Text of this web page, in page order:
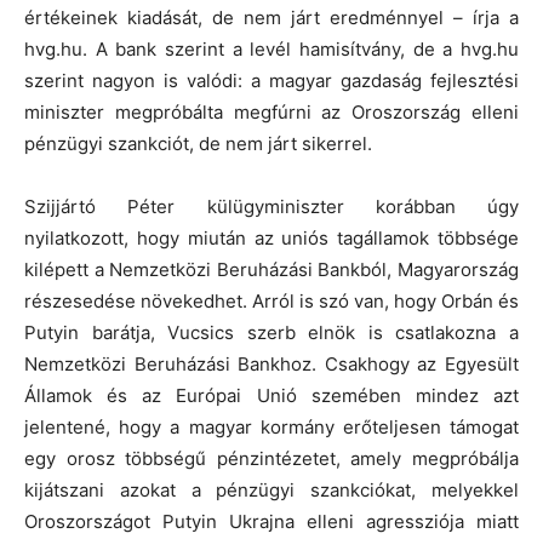
értékeinek kiadását, de nem járt eredménnyel – írja a
hvg.hu. A bank szerint a levél hamisítvány, de a hvg.hu
szerint nagyon is valódi: a magyar gazdaság fejlesztési
miniszter megpróbálta megfúrni az Oroszország elleni
pénzügyi szankciót, de nem járt sikerrel.
Szijjártó Péter külügyminiszter korábban úgy
nyilatkozott, hogy miután az uniós tagállamok többsége
kilépett a Nemzetközi Beruházási Bankból, Magyarország
részesedése növekedhet. Arról is szó van, hogy Orbán és
Putyin barátja, Vucsics szerb elnök is csatlakozna a
Nemzetközi Beruházási Bankhoz. Csakhogy az Egyesült
Államok és az Európai Unió szemében mindez azt
jelentené, hogy a magyar kormány erőteljesen támogat
egy orosz többségű pénzintézetet, amely megpróbálja
kijátszani azokat a pénzügyi szankciókat, melyekkel
Oroszországot Putyin Ukrajna elleni agressziója miatt